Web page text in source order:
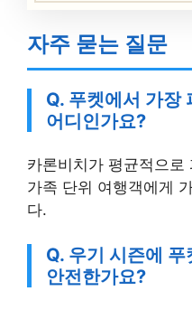
자주 묻는 질문
Q. 푸켓에서 가장
어디인가요?
카론비치가 평균적으로
가족 단위 여행객에게
다.
Q. 우기 시즌에
안전한가요?